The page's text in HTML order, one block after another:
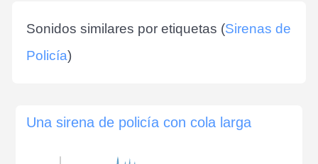
Sonidos similares por etiquetas (Sirenas de
Policía)
Una sirena de policía con cola larga